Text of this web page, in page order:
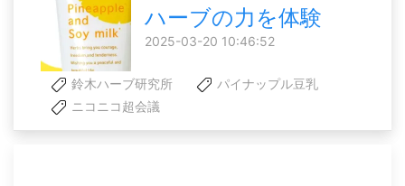
ハーブの力を体験
2025-03-20 10:46:52
鈴木ハーブ研究所
パイナップル豆乳
ニコニコ超会議